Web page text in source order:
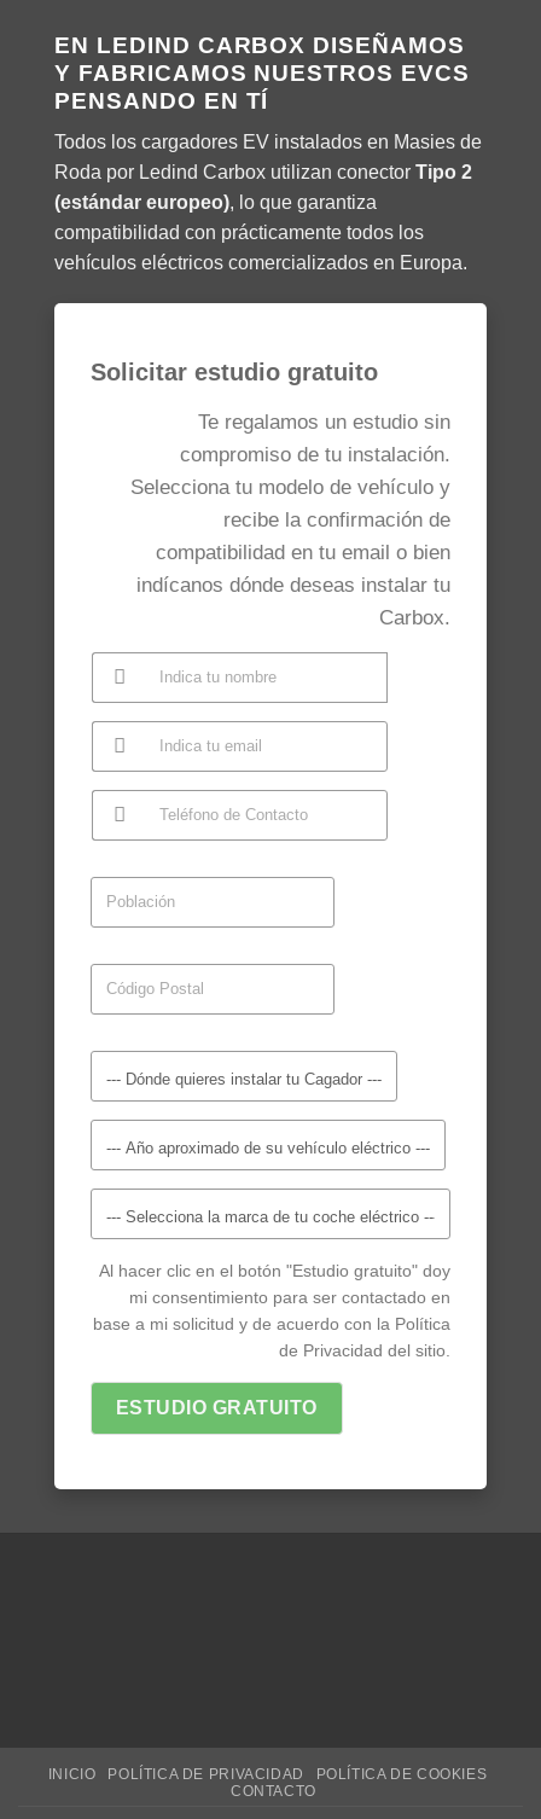
EN LEDIND CARBOX DISEÑAMOS
Y FABRICAMOS NUESTROS EVCS
PENSANDO EN TÍ
Todos los cargadores EV instalados en Masies de
Roda por Ledind Carbox utilizan conector Tipo 2
(estándar europeo), lo que garantiza
compatibilidad con prácticamente todos los
vehículos eléctricos comercializados en Europa.
Solicitar estudio gratuito
Te regalamos un estudio sin
compromiso de tu instalación.
Selecciona tu modelo de vehículo y
recibe la confirmación de
compatibilidad en tu email o bien
indícanos dónde deseas instalar tu
Carbox.
Al hacer clic en el botón "Estudio gratuito" doy
mi consentimiento para ser contactado en
base a mi solicitud y de acuerdo con la Política
de Privacidad del sitio.
ESTUDIO GRATUITO
INICIO POLÍTICA DE PRIVACIDAD
POLÍTICA DE COOKIES
CONTACTO